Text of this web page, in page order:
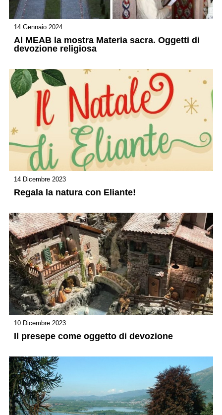
14 Gennaio 2024
Al MEAB la mostra Materia sacra. Oggetti di
devozione religiosa
14 Dicembre 2023
Regala la natura con Eliante!
10 Dicembre 2023
Il presepe come oggetto di devozione